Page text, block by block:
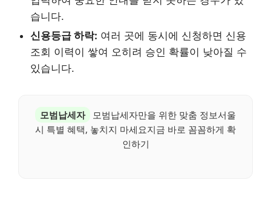
습니다.
신용등급 하락: 여러 곳에 동시에 신청하면 신용
조회 이력이 쌓여 오히려 승인 확률이 낮아질 수
있습니다.
모범납세자
모범납세자만을 위한 맞춤 정보서울
시 특별 혜택, 놓치지 마세요지금 바로 꼼꼼하게 확
인하기